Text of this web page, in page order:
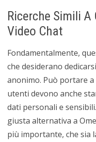
Ricerche Simili
Video Chat
Fondamentalmente,
che desiderano
anonimo. Può portare
utenti devono anche
dati personali e
giusta alternativa a
più importante, che sia